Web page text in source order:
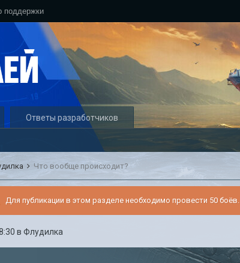
поддержки
Ответы разработчиков
Что вообще происходит?
Для публикации в этом разделе необходимо провести 50 боёв.
вФлудилка